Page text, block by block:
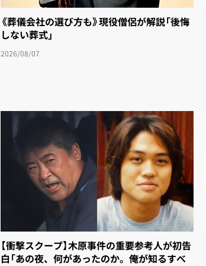
《葬儀会社の選び方も》現役僧侶が解説「後悔
しない葬式」
2026/08/07
【衝撃スクープ】木原事件の重要参考人が初告
白「あの夜、何があったのか。俺が知るすべ